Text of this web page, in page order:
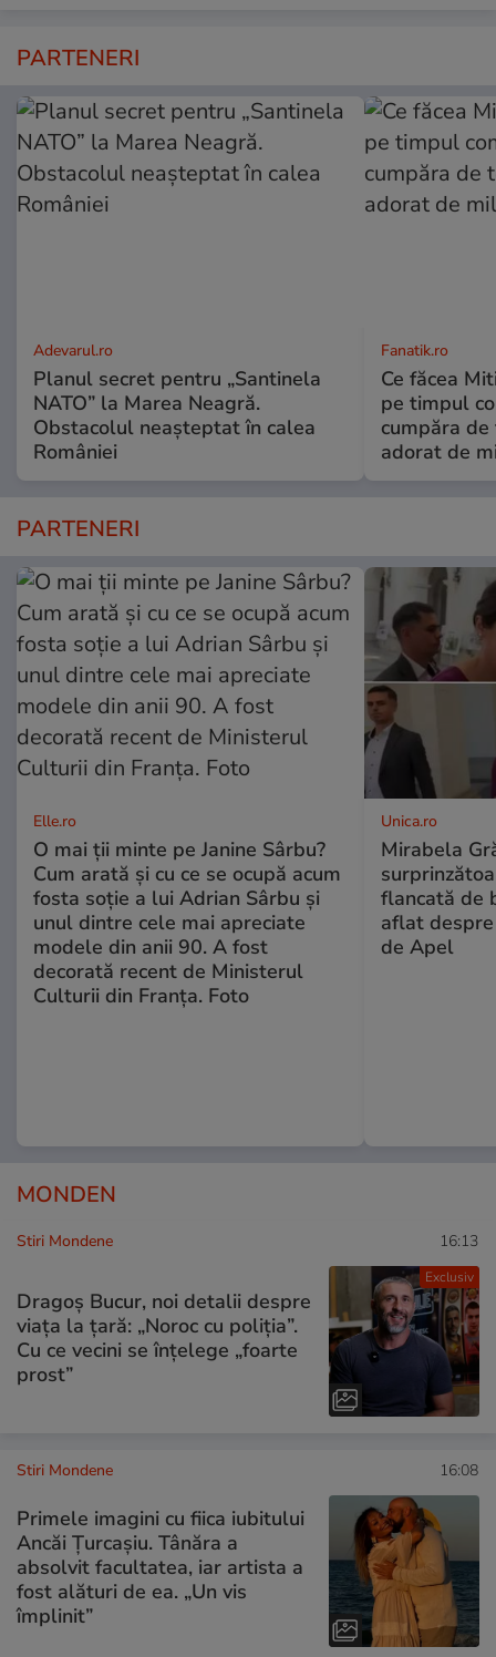
PARTENERI
Adevarul.ro
Planul secret pentru „Santinela
NATO” la Marea Neagră.
Obstacolul neașteptat în calea
României
Fanatik.ro
Ce făcea
pe timpul
cumpăra
adorat de
PARTENERI
Elle.ro
O mai ții minte pe Janine Sârbu?
Cum arată și cu ce se ocupă acum
fosta soție a lui Adrian Sârbu și
unul dintre cele mai apreciate
modele din anii 90. A fost
decorată recent de Ministerul
Culturii din Franța. Foto
Unica.ro
Mirabela
flancată de
aflat
de Apel
MONDEN
Exclusiv
Stiri Mondene 16:13
Dragoș Bucur, noi detalii despre
viața la țară: „Noroc cu poliția”.
Cu ce vecini se înțelege „foarte
prost”
Stiri Mondene 16:08
Primele imagini cu fiica iubitului
Ancăi Țurcașiu. Tânăra a
absolvit facultatea, iar artista a
fost alături de ea. „Un vis
împlinit”